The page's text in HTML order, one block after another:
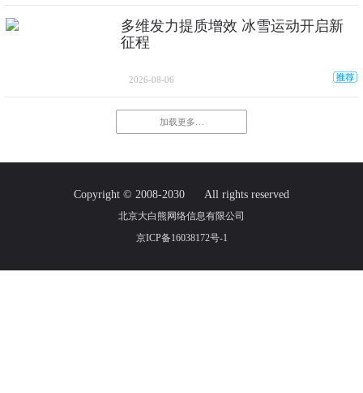
多维发力提质增效 冰雪运动开启新
征程
2026-08-06
加载更多…
Copyright © 2008-2030 All rights reserved
北京大白熊网络信息有限公司
京ICP备16038172号-1